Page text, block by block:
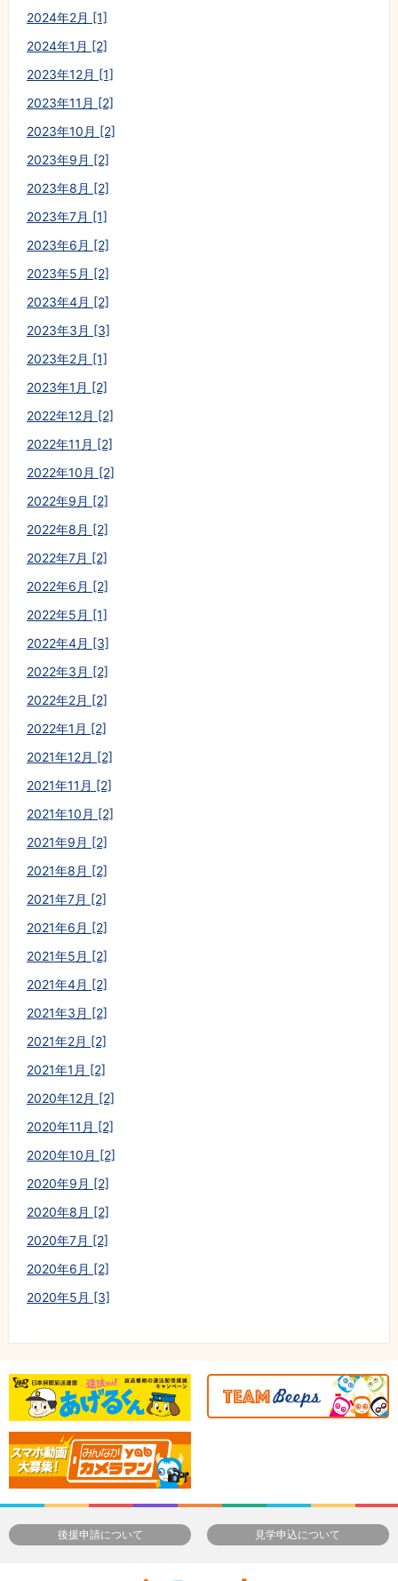
2024年2月 [1]
2024年1月 [2]
2023年12月 [1]
2023年11月 [2]
2023年10月 [2]
2023年9月 [2]
2023年8月 [2]
2023年7月 [1]
2023年6月 [2]
2023年5月 [2]
2023年4月 [2]
2023年3月 [3]
2023年2月 [1]
2023年1月 [2]
2022年12月 [2]
2022年11月 [2]
2022年10月 [2]
2022年9月 [2]
2022年8月 [2]
2022年7月 [2]
2022年6月 [2]
2022年5月 [1]
2022年4月 [3]
2022年3月 [2]
2022年2月 [2]
2022年1月 [2]
2021年12月 [2]
2021年11月 [2]
2021年10月 [2]
2021年9月 [2]
2021年8月 [2]
2021年7月 [2]
2021年6月 [2]
2021年5月 [2]
2021年4月 [2]
2021年3月 [2]
2021年2月 [2]
2021年1月 [2]
2020年12月 [2]
2020年11月 [2]
2020年10月 [2]
2020年9月 [2]
2020年8月 [2]
2020年7月 [2]
2020年6月 [2]
2020年5月 [3]
後援申請について 見学申込について